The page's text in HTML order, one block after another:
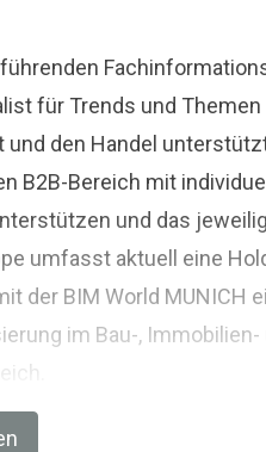
für Trends und Themen
und den Handel
B2B-Bereich mit
und das
umfasst aktuell eine
der BIM World MUNICH
im Bau-, Immobilien-